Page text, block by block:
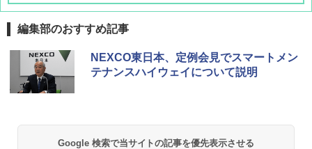
[キャンパーズコレクション 山善] ポップアッ
プテント 傘みたいに広げて畳める パッとサ
ッとサンシェード キューブ フルクローズ メ
￥6,830
DEWEL パラソル 大型 ビーチ アウトドアパ
ラソル ガーデン サイトシート付 折りたたみ
防水 UVカット 4段階高さ調整 軽量 収納袋付
編集部のおすすめ記事
NEXCO東日本、定例会見でスマートメン
テナンスハイウェイについて説明
Google 検索で当サイトの記事を優先表示させる